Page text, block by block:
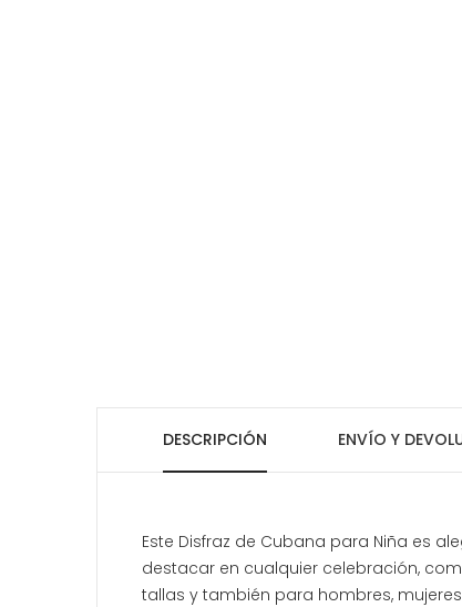
DESCRIPCIÓN ENVÍO Y
Este Disfraz de Cubana para Niña es
destacar en cualquier celebración,
tallas y también para hombres,